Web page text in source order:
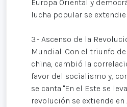
Europa Oriental y
lucha popular se
3.- Ascenso de la
Mundial. Con el triunfo
china, cambió la
favor del socialismo y,
se canta "En el Este se
revolución se extiende en